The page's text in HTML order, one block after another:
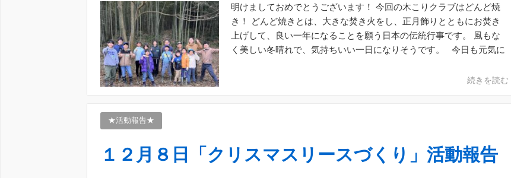
明けましておめでとうございます！ 今回の木こりクラブはどんど焼
き！ どんど焼きとは、大きな焚き火をし、正月飾りとともにお焚き
上げして、良い一年になることを願う日本の伝統行事です。 風もな
く美しい冬晴れで、気持ちいい一日になりそうです。 今日も元気に
続きを読む
★活動報告★
１２月８日「クリスマスリースづくり」活動報告